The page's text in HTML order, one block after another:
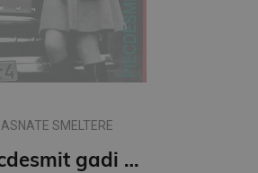
ASNATE SMELTERE
Piecdesmit gadi Rīgas modē